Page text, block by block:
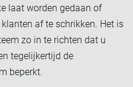
laat worden gedaan of
af te schrikken. Het is
zo in te richten dat u
tegelijkertijd de
beperkt.